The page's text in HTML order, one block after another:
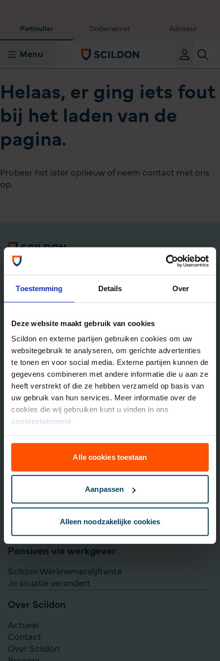
Toestemming Details Over
Deze website maakt gebruik van cookies
Scildon en externe partijen gebruiken cookies om uw
websitegebruik te analyseren, om gerichte advertenties
te tonen en voor social media. Externe partijen kunnen de
gegevens combineren met andere informatie die u aan ze
heeft verstrekt of die ze hebben verzameld op basis van
uw gebruik van hun services. Meer informatie over de
cookies die wij gebruiken kunt u vinden in ons
cookiestatement.
Alle cookies toestaan
Aanpassen
Alleen noodzakelijke cookies
Particulier Ondernemer Adviseur
Menu
Helaas, er ging iets fout
bij het laden van de
pagina.
Probeer het later opnieuw of neem contact met ons
op.
Algemene informatie
Scildon Lifestyle ORV
Lifestyle Hypotheek ORV
Lifestyle Stoppen met Roken ORV
Scildon Huur ORV
Scildon Compagnonsverzekering
Beleggen
Vergelijk beleggingsfondsen
Lijfrente opbouwen
Particulier Pensioen Plan
Scildon Easy B
Direct Ingaande Lijfrente
Pensioen via werkgever
Scildon Werknemerslijfrente
Je situatie verandert
Over Scildon
Actueel
Contact
Over Scildon